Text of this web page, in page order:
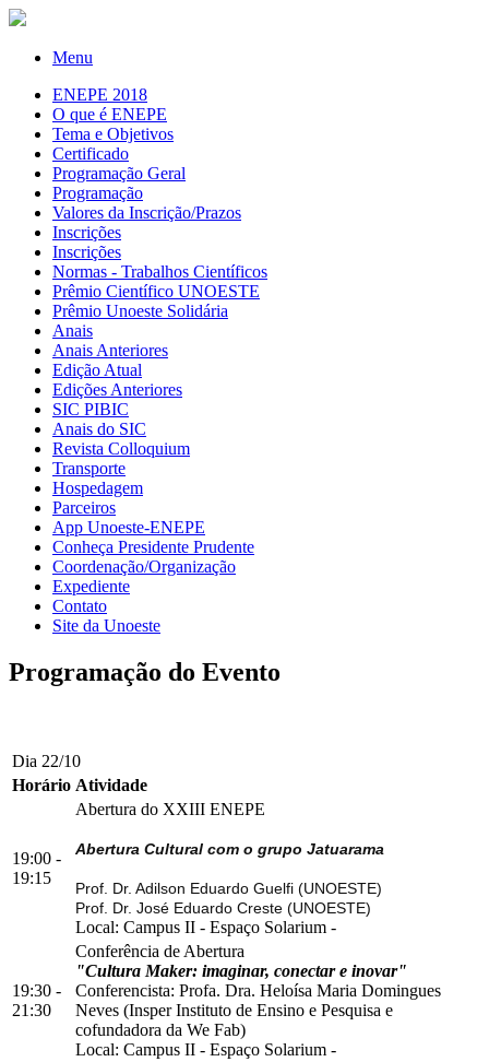
Menu
ENEPE 2018
O que é ENEPE
Tema e Objetivos
Certificado
Programação Geral
Programação
Valores da Inscrição/Prazos
Inscrições
Inscrições
Normas - Trabalhos Científicos
Prêmio Científico UNOESTE
Prêmio Unoeste Solidária
Anais
Anais Anteriores
Edição Atual
Edições Anteriores
SIC PIBIC
Anais do SIC
Revista Colloquium
Transporte
Hospedagem
Parceiros
App Unoeste-ENEPE
Conheça Presidente Prudente
Coordenação/Organização
Expediente
Contato
Site da Unoeste
Programação do Evento
Dia 22/10
Horário Atividade
19:00 -
19:15
Abertura do XXIII ENEPE
Abertura Cultural com o grupo Jatuarama
Prof. Dr. Adilson Eduardo Guelfi (UNOESTE)
Prof. Dr. José Eduardo Creste (UNOESTE)
Local: Campus II - Espaço Solarium -
19:30 -
21:30
Conferência de Abertura
"Cultura Maker: imaginar, conectar e inovar"
Conferencista: Profa. Dra. Heloísa Maria Domingues
Neves (Insper Instituto de Ensino e Pesquisa e
cofundadora da We Fab)
Local: Campus II - Espaço Solarium -